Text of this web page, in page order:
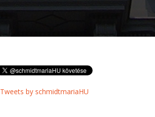
Tweets by schmidtmariaHU